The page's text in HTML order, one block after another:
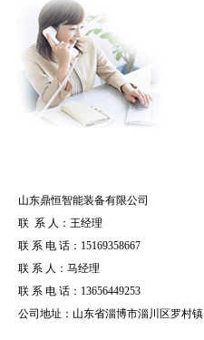
山东鼎恒智能装备有限公司
联 系 人：王经理
联 系 电 话：15169358667
联 系 人：马经理
联 系 电 话：13656449253
公司地址：山东省淄博市淄川区罗村镇